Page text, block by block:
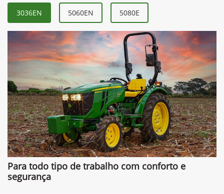
3036EN 5060EN 5080E
Para todo tipo de trabalho com conforto e
segurança